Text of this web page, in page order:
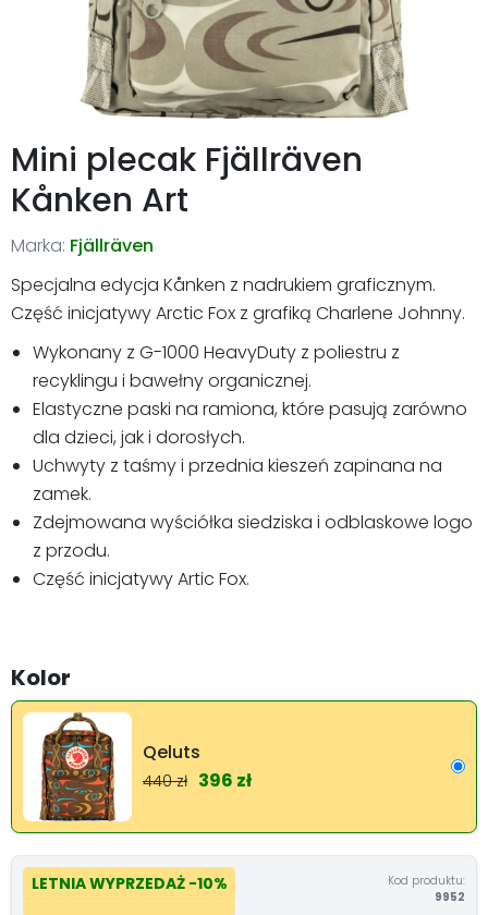
Mini plecak Fjällräven
Kånken Art
Marka: Fjällräven
Specjalna edycja Kånken z nadrukiem graficznym.
Część inicjatywy Arctic Fox z grafiką Charlene Johnny.
Wykonany z G-1000 HeavyDuty z poliestru z
recyklingu i bawełny organicznej.
Elastyczne paski na ramiona, które pasują zarówno
dla dzieci, jak i dorosłych.
Uchwyty z taśmy i przednia kieszeń zapinana na
zamek.
Zdejmowana wyściółka siedziska i odblaskowe logo
z przodu.
Część inicjatywy Artic Fox.
Kolor
Qeluts
440 zł 396 zł
LETNIA WYPRZEDAŻ -10%
Kod produktu:
9952